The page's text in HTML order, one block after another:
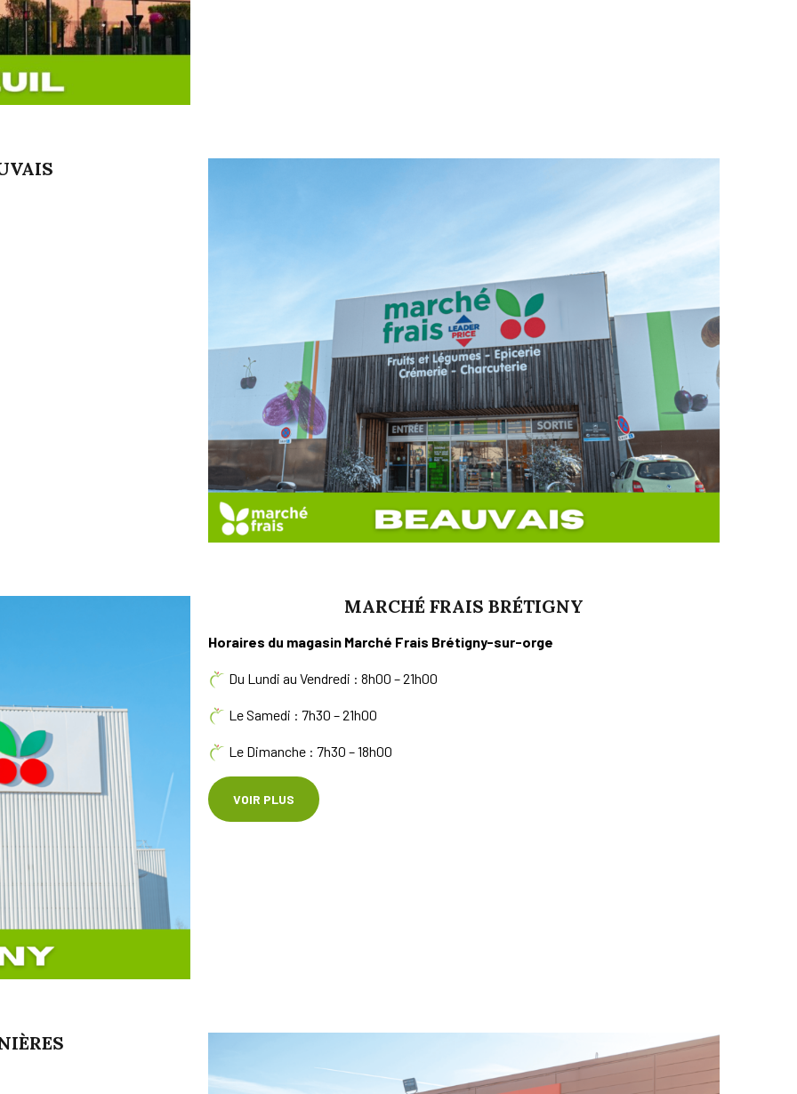
MARCHÉ FRAIS BRÉTIGNY
Horaires du magasin Marché Frais Brétigny-sur-orge
Du Lundi au Vendredi : 8h00 – 21h00
Le Samedi : 7h30 – 21h00
Le Dimanche : 7h30 – 18h00
VOIR PLUS